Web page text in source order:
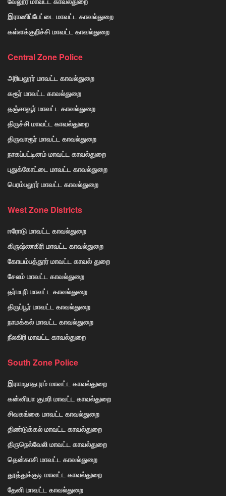
இராணிப்பேட்டை மாவட்ட காவல்துறை
கள்ளக்குறிச்சி மாவட்ட காவல்துறை
Central Zone Police
அரியலூர் மாவட்ட காவல்துறை
கரூர் மாவட்ட காவல்துறை
தஞ்சாவூர் மாவட்ட காவல்துறை
திருச்சி மாவட்ட காவல்துறை
திருவாரூர் மாவட்ட காவல்துறை
நாகப்பட்டினம் மாவட்ட காவல்துறை
புதுக்கோட்டை மாவட்ட காவல்துறை
பெரம்பலூர் மாவட்ட காவல்துறை
West Zone Districts
ஈரோடு மாவட்ட காவல்துறை
கிருஷ்ணகிரி மாவட்ட காவல்துறை
கோயம்பத்தூர் மாவட்ட காவல் துறை
சேலம் மாவட்ட காவல்துறை
தர்மபுரி மாவட்ட காவல்துறை
திருப்பூர் மாவட்ட காவல்துறை
நாமக்கல் மாவட்ட காவல்துறை
நீலகிரி மாவட்ட காவல்துறை
South Zone Police
இராமநாதபுரம் மாவட்ட காவல்துறை
கன்னியா குமரி மாவட்ட காவல்துறை
சிவகங்கை மாவட்ட காவல்துறை
திண்டுக்கல் மாவட்ட காவல்துறை
திருநெல்வேலி மாவட்ட காவல்துறை
தென்காசி மாவட்ட காவல்துறை
தூத்துக்குடி மாவட்ட காவல்துறை
தேனி மாவட்ட காவல்துறை